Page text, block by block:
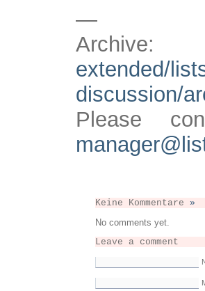
—
extended/
discussion/
Please
Keine Kommentare »
No comments yet.
Leave a comment